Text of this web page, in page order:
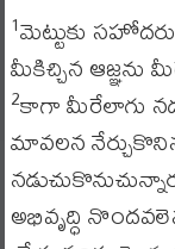
1మెట్టుకు
మీకిచ్చిన ఆజ్ఞను
2కాగా మీరేలాగు
మావలన
అభివృద్ధి